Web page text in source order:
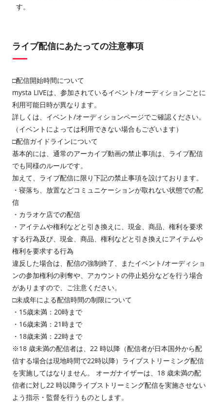
す。
ライブ配信にあたっての注意事項
□配信開始時間について
mysta LIVEは、参加されているイベント/オーディションごとに
利用可能日時が異なります。
詳しくは、イベント/オーディションページでご確認ください。
（イベントによっては利用できない場合もございます）
□配信ガイドラインについて
基本的には、通常のアーカイブ動画の禁止事項は、ライブ配信
でも同様のルールです。
加えて、ライブ配信に限り下記の禁止事項を設けております。
・寝落ち、放置などコミュニケーションが取れない状態での配
信
・カラオケ店での配信
・アイテムや権利などと引き換えに、現金、商品、権利を要求
する行為及び、現金、商品、権利などと引き換えにアイテムや
権利を要求する行為
違反した場合は、配信の強制終了、またイベント/オーディショ
ンの参加権利の剥奪や、アカウントの停止処分などを行う場合
がありますので、ご注意ください。
□未成年による配信時間の制限について
・15歳未満：20時まで
・16歳未満：21時まで
・18歳未満：22時まで
※18 歳未満の配信者は、22 時以降（配信者が日本国外から配
信する場合は現地時間で22時以降）ライブストリーミング配信
を実施してはなりません。 オーガナイザーは、18 歳未満の配
信者に対し22 時以降ライブストリーミング配信を実施させない
よう指示・監督を行うものとします。